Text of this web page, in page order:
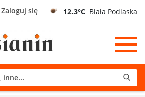
Zaloguj się 12.3°C Biała Podlaska